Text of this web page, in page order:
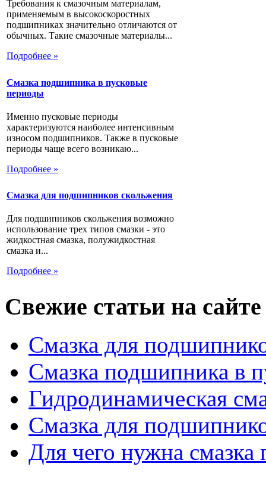
Требования к смазочным материалам,
применяемым в высокоскоростных
подшипниках значительно отличаются от
обычных. Такие смазочные материалы...
Подробнее »
Смазка подшипника в пусковые
периоды
Именно пусковые периоды
характеризуются наиболее интенсивным
износом подшипников. Также в пусковые
периоды чаще всего возникаю...
Подробнее »
Смазка для подшипников скольжения
Для подшипников скольжения возможно
использование трех типов смазки - это
жидкостная смазка, полужидкостная
смазка и...
Подробнее »
Свежие статьи на сайте
Смазка для
Смазка подшипника в
Гидродинамическая
Смазка для
Для чего нужна